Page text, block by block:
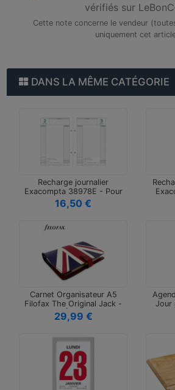
vérifiés sur
Cette note concerne le vendeur
uniquement cet
DANS LA MÊME CATÉGORIE
Recharge journalier
Exacompta 38978E - Pour
agenda per…
16,50 €
Carnet Organisateur A5
Filofax The Original Jack -
Édi…
29,99 €
Jour